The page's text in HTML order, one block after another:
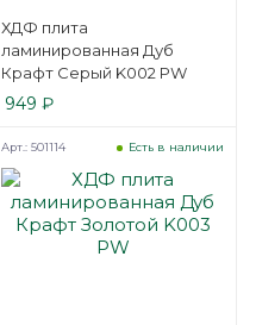
ХДФ плита
ламинированная Дуб
Крафт Серый K002 PW
949 ₽
Есть в наличии
Арт.: 501114